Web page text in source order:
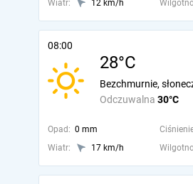
Wiatr: 12 km/h
08:00
28°C
Odczuwalna 30°C
Bezchmurnie,
Opad: 0 mm
Wiatr:
17 km/h